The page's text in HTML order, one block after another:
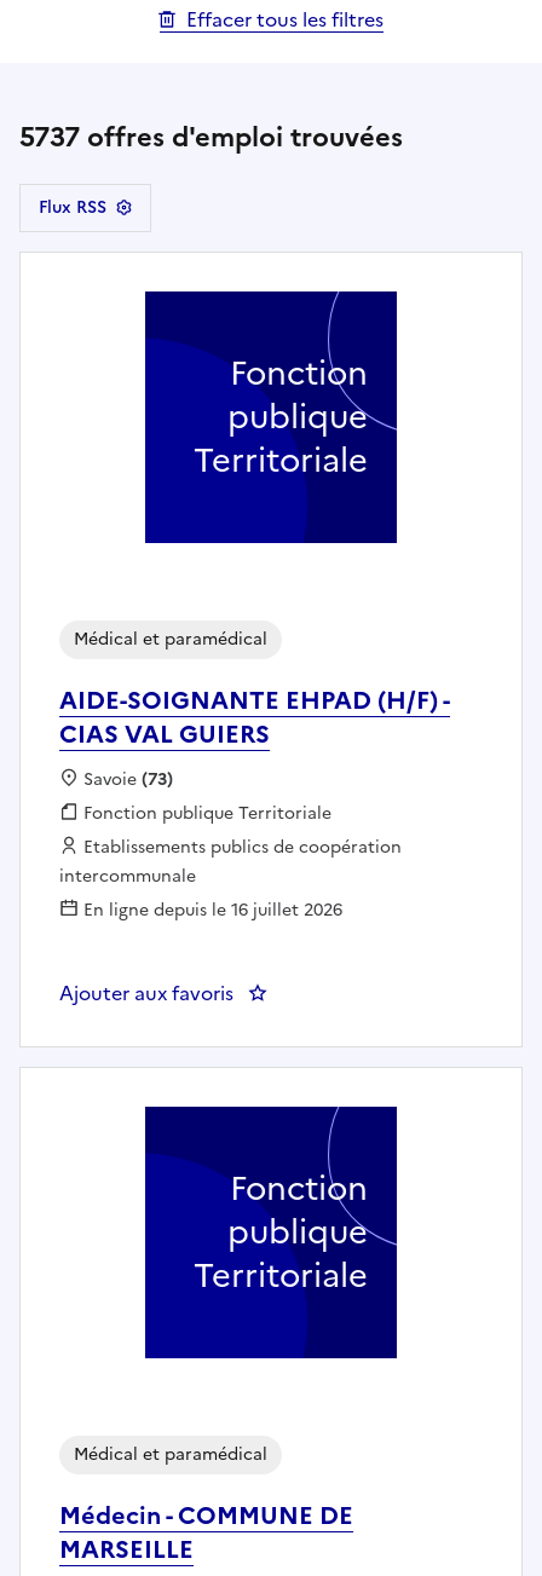
Effacer tous les filtres
5737 offres d'emploi trouvées
Flux RSS
AIDE-SOIGNANTE EHPAD (H/F) -
CIAS VAL GUIERS
Médical et paramédical
Localisation :
Savoie(73)
Fonction publique :
Fonction publique Territoriale
Employeur :
Etablissements publics de coopération
intercommunale
En ligne depuis le 16 juillet 2026
Ajouter aux favoris : AIDE-SOIGNANTE EHPAD (H/
Fonction
publique
Territoriale
Médecin - COMMUNE DE
MARSEILLE
Médical et paramédical
Fonction
publique
Territoriale